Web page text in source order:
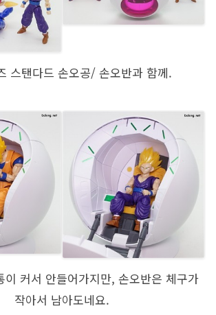
스탠다드 손오공/ 손오반과 함께.
이 커서 안들어가지만, 손오반은 체구가
작아서 남아도네요.